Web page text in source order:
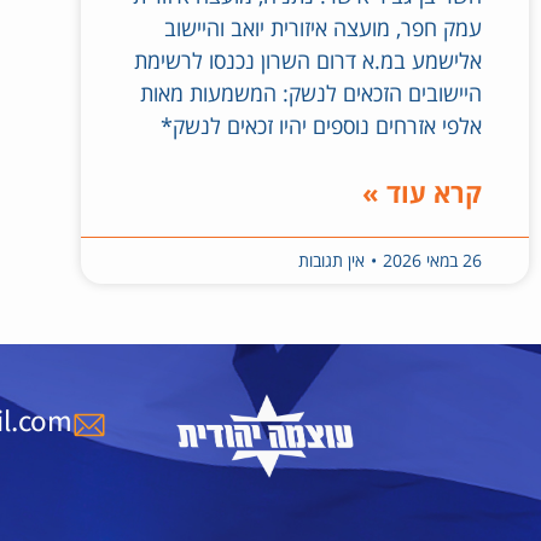
עמק חפר, מועצה איזורית יואב והיישוב
אלישמע במ.א דרום השרון נכנסו לרשימת
היישובים הזכאים לנשק: המשמעות מאות
אלפי אזרחים נוספים יהיו זכאים לנשק*
קרא עוד »
26 במאי 2026 אין תגובות